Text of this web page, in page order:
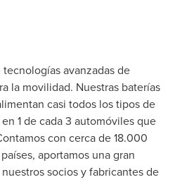
avanzadas de
la movilidad. Nuestras baterías
casi todos los tipos de
1 de cada 3 automóviles que
con cerca de 18.000
aportamos una gran
socios y fabricantes de